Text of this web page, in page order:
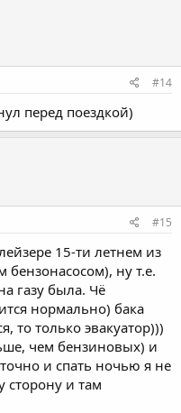
#14
перед поездкой)
#15
15-ти летнем из
ну т.е.
газу была. Чё
нормально) бака
то только эвакуатор)))
чем бензиновых) и
и спать ночью я не
сторону и там